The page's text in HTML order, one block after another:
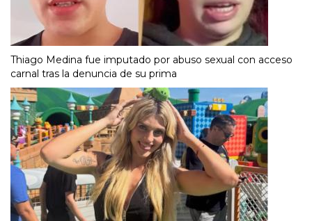
Thiago Medina fue imputado por abuso sexual con acceso
carnal tras la denuncia de su prima